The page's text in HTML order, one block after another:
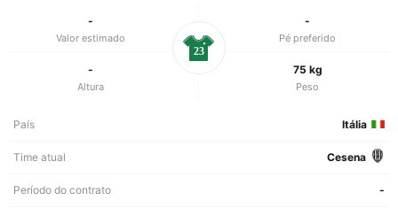
-
Valor estimado
-
Pé preferido
-
Altura
75 kg
Peso
23
País Itália
Time atual Cesena
Período do contrato -